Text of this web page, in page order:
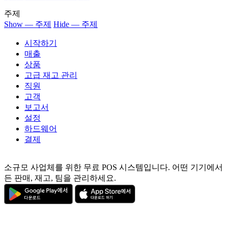
주제
Show — 주제 Hide — 주제
시작하기
매출
상품
고급 재고 관리
직원
고객
보고서
설정
하드웨어
결제
소규모 사업체를 위한 무료 POS 시스템입니다. 어떤 기기에서
든 판매, 재고, 팀을 관리하세요.